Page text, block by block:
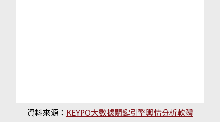
資料來源： KEYPO大數據關鍵引擎輿情分析軟體